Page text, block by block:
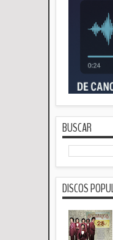
BUSCAR
DISCOS